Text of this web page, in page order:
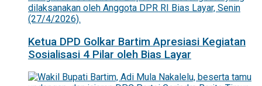
Ketua DPD Golkar Bartim Apresiasi Kegiatan
Sosialisasi 4 Pilar oleh Bias Layar